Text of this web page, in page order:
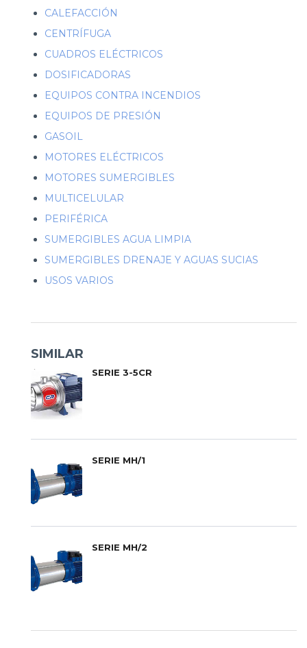
CALEFACCIÓN
CENTRÍFUGA
CUADROS ELÉCTRICOS
DOSIFICADORAS
EQUIPOS CONTRA INCENDIOS
EQUIPOS DE PRESIÓN
GASOIL
MOTORES ELÉCTRICOS
MOTORES SUMERGIBLES
MULTICELULAR
PERIFÉRICA
SUMERGIBLES AGUA LIMPIA
SUMERGIBLES DRENAJE Y AGUAS SUCIAS
USOS VARIOS
SIMILAR
SERIE 3-5CR
SERIE MH/1
SERIE MH/2